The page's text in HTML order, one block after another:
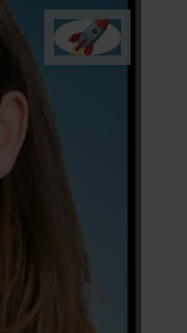
🚀